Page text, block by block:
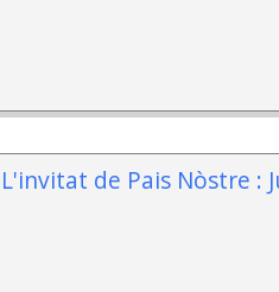
L'invitat de Pais Nòstre :